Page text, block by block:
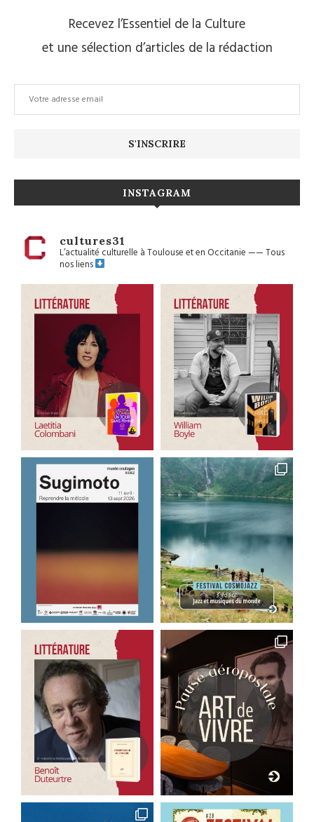
Recevez l’Essentiel de la Culture
et une sélection d’articles de la rédaction
INSTAGRAM
cultures31
L’actualité culturelle à Toulouse et en Occitanie——Tous
nos liens